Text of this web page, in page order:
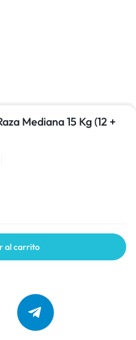
Mediana 15 Kg (12 +
al carrito